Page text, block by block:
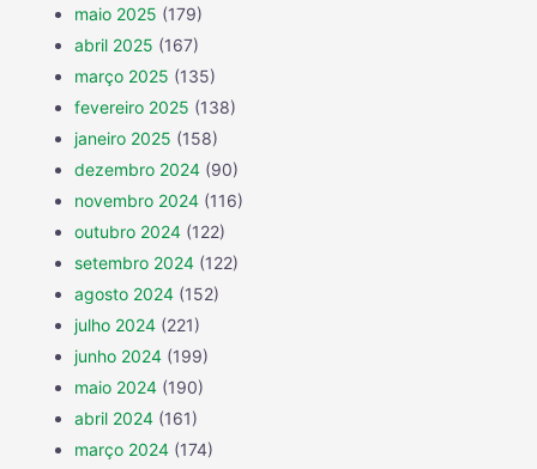
maio 2025 (179)
abril 2025 (167)
março 2025 (135)
fevereiro 2025 (138)
janeiro 2025 (158)
dezembro 2024 (90)
novembro 2024 (116)
outubro 2024 (122)
setembro 2024 (122)
agosto 2024 (152)
julho 2024 (221)
junho 2024 (199)
maio 2024 (190)
abril 2024 (161)
março 2024 (174)